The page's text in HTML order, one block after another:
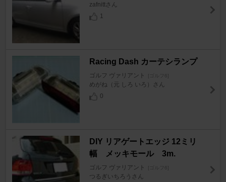
zafnittさん
1
Racing Dash カーテシランプ
ゴルフ ヴァリアント
めがね（元 しろ いろ）さん
0
DIY リアゲートエッジ 12ミリ
幅 メッキモール 3m.
ゴルフ ヴァリアント
つるぎいちろうさん